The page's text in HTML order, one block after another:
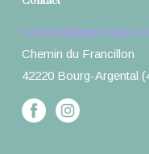
Chemin du Francillon
42220 Bourg-Argental